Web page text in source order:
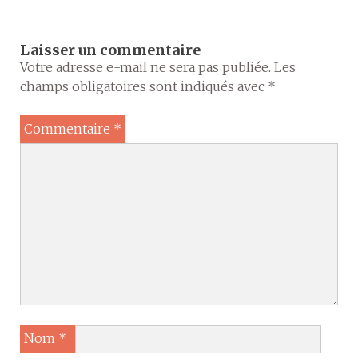
Laisser un commentaire
Votre adresse e-mail ne sera pas publiée. Les
champs obligatoires sont indiqués avec *
Commentaire *
Nom *